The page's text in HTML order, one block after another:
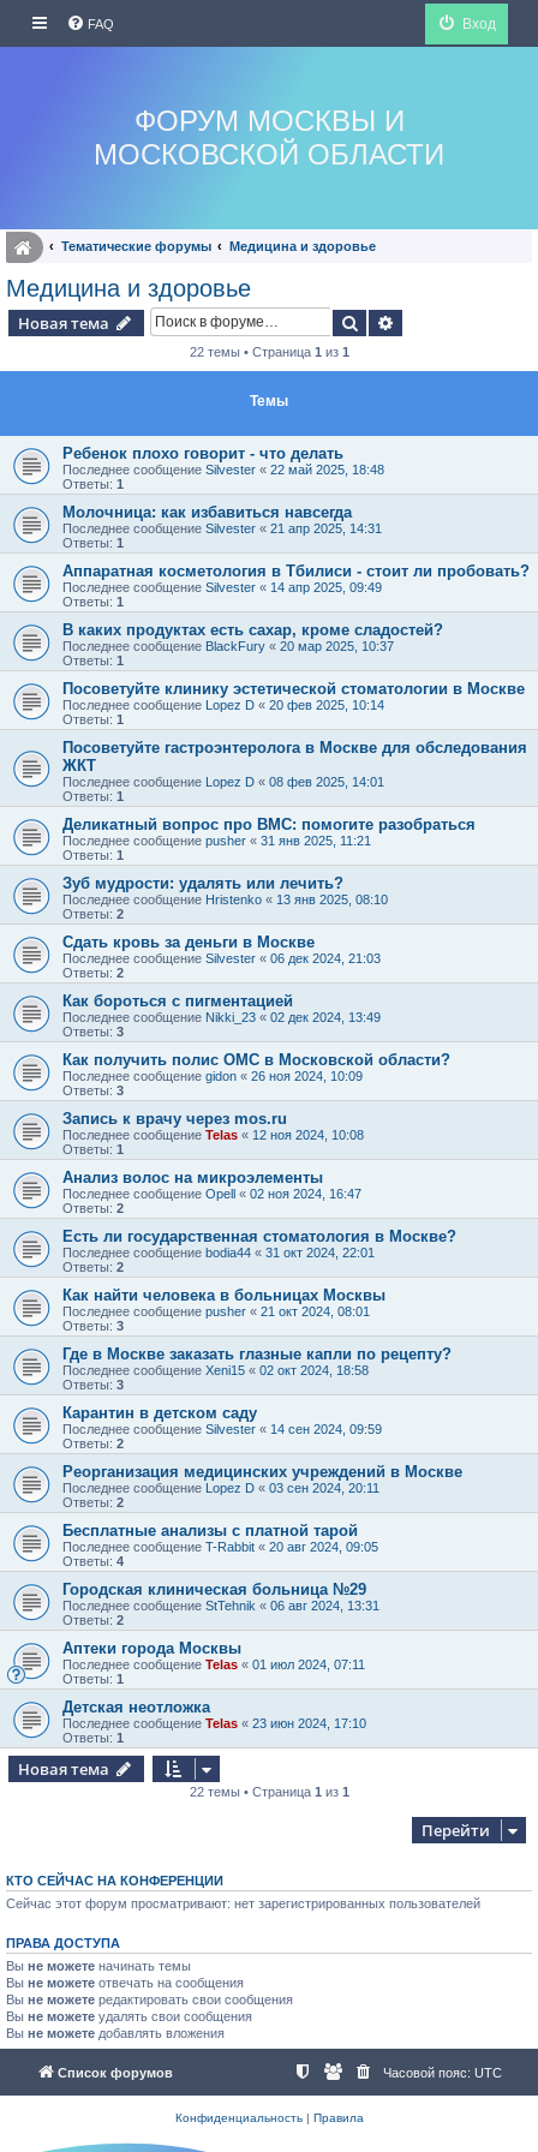
FAQ Вход
ФОРУМ МОСКВЫ И
МОСКОВСКОЙ ОБЛАСТИ
Тематические форумы Медицина и здоровье
Медицина и здоровье
Новая тема Поиск
22 темы • Страница 1 из 1
Темы
Ребенок плохо говорит - что делать
Последнее сообщение Silvester « 22 май 2025, 18:48
Ответы: 1
Молочница: как избавиться навсегда
Последнее сообщение Silvester « 21 апр 2025, 14:31
Ответы: 1
Аппаратная косметология в Тбилиси - стоит ли пробовать?
Последнее сообщение Silvester « 14 апр 2025, 09:49
Ответы: 1
В каких продуктах есть сахар, кроме сладостей?
Последнее сообщение BlackFury « 20 мар 2025, 10:37
Ответы: 1
Посоветуйте клинику эстетической стоматологии в Москве
Последнее сообщение Lopez D « 20 фев 2025, 10:14
Ответы: 1
Посоветуйте гастроэнтеролога в Москве для обследования
ЖКТ
Последнее сообщение Lopez D « 08 фев 2025, 14:01
Ответы: 1
Деликатный вопрос про ВМС: помогите разобраться
Последнее сообщение pusher « 31 янв 2025, 11:21
Ответы: 1
Зуб мудрости: удалять или лечить?
Последнее сообщение Hristenko « 13 янв 2025, 08:10
Ответы: 2
Сдать кровь за деньги в Москве
Последнее сообщение Silvester « 06 дек 2024, 21:03
Ответы: 2
Как бороться с пигментацией
Последнее сообщение Nikki_23 « 02 дек 2024, 13:49
Ответы: 3
Как получить полис ОМС в Московской области?
Последнее сообщение gidon « 26 ноя 2024, 10:09
Ответы: 3
Запись к врачу через mos.ru
Последнее сообщение Telas « 12 ноя 2024, 10:08
Ответы: 1
Анализ волос на микроэлементы
Последнее сообщение Opell « 02 ноя 2024, 16:47
Ответы: 2
Есть ли государственная стоматология в Москве?
Последнее сообщение bodia44 « 31 окт 2024, 22:01
Ответы: 2
Как найти человека в больницах Москвы
Последнее сообщение pusher « 21 окт 2024, 08:01
Ответы: 3
Где в Москве заказать глазные капли по рецепту?
Последнее сообщение Xeni15 « 02 окт 2024, 18:58
Ответы: 3
Карантин в детском саду
Последнее сообщение Silvester « 14 сен 2024, 09:59
Ответы: 2
Реорганизация медицинских учреждений в Москве
Последнее сообщение Lopez D « 03 сен 2024, 20:11
Ответы: 2
Бесплатные анализы с платной тарой
Последнее сообщение T-Rabbit « 20 авг 2024, 09:05
Ответы: 4
Городская клиническая больница №29
Последнее сообщение StTehnik « 06 авг 2024, 13:31
Ответы: 2
Аптеки города Москвы
Последнее сообщение Telas « 01 июл 2024, 07:11
Ответы: 1
Детская неотложка
Последнее сообщение Telas « 23 июн 2024, 17:10
Ответы: 1
Новая тема
22 темы • Страница 1 из 1
Перейти
КТО СЕЙЧАС НА КОНФЕРЕНЦИИ
Сейчас этот форум просматривают: нет зарегистрированных пользователей
ПРАВА ДОСТУПА
Вы не можете начинать темы
Вы не можете отвечать на сообщения
Вы не можете редактировать свои сообщения
Вы не можете удалять свои сообщения
Вы не можете добавлять вложения
Список форумов Часовой пояс: UTC
Конфиденциальность| Правила